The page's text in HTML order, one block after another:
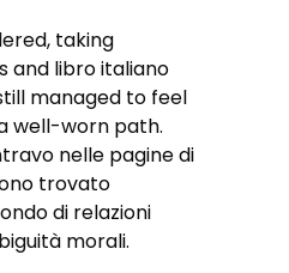
taking
and libro italiano
managed to feel
well-worn path.
nelle pagine di
trovato
di relazioni
morali.